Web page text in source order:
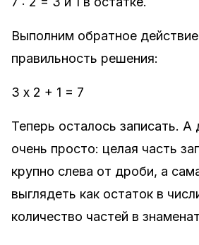
Выполним обратное
правильность решения:
3 х 2 + 1 = 7
Теперь осталось записать. А
очень просто: целая часть
крупно слева от дроби, а
выглядеть как остаток в
количество частей в